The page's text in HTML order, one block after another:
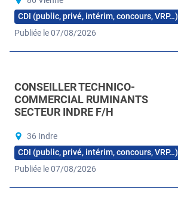
CDI (public, privé, intérim, concours, VRP…)
Publiée le 07/08/2026
CONSEILLER TECHNICO-
COMMERCIAL RUMINANTS
SECTEUR INDRE F/H
36 Indre
CDI (public, privé, intérim, concours, VRP…)
Publiée le 07/08/2026